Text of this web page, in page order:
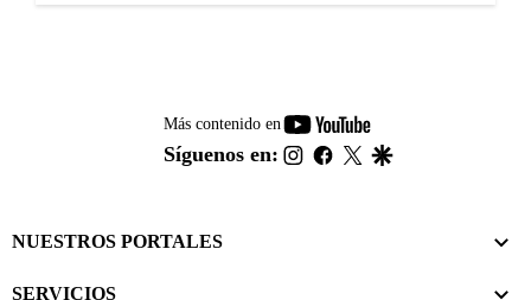
Más contenido en
youtube-
footer
Síguenos en: instagram
facebook
twitter
NUESTROS PORTALES
SERVICIOS